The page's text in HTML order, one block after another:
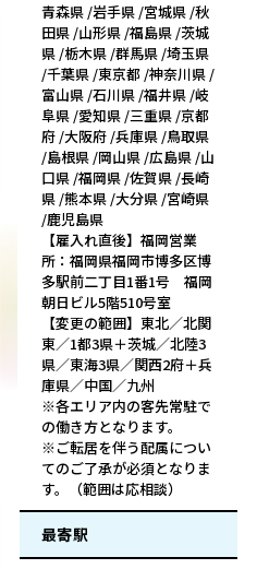
青森県 /岩手県 /宮城県 /秋
田県 /山形県 /福島県 /茨城
県 /栃木県 /群馬県 /埼玉県
/千葉県 /東京都 /神奈川県 /
富山県 /石川県 /福井県 /岐
阜県 /愛知県 /三重県 /京都
府 /大阪府 /兵庫県 /鳥取県
/島根県 /岡山県 /広島県 /山
口県 /福岡県 /佐賀県 /長崎
県 /熊本県 /大分県 /宮崎県
/鹿児島県
【雇入れ直後】福岡営業
所：福岡県福岡市博多区博
多駅前二丁目1番1号 福岡
朝日ビル5階510号室
【変更の範囲】東北／北関
東／1都3県＋茨城／北陸3
県／東海3県／関西2府＋兵
庫県／中国／九州
※各エリア内の客先常駐で
の働き方となります。
※ご転居を伴う配属につい
てのご了承が必須となりま
す。（範囲は応相談）
最寄駅